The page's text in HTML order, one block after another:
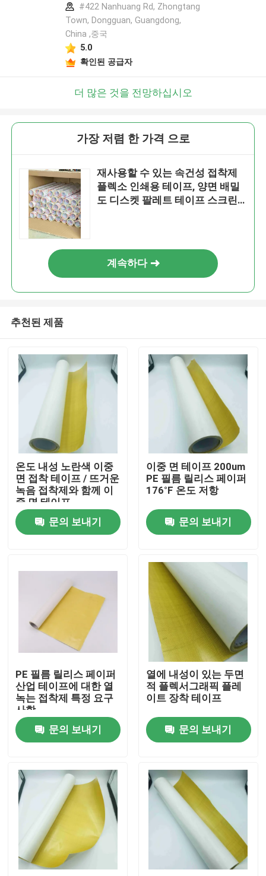
홈
제품 소개
동영상
회사 소개
공장 투어
품질 관리
견적 요청
속건성 접착제 접착 테이프
카펫 접착 테이프
#422 Nanhuang Rd, Zhongtang
Town, Dongguan, Guangdong,
China ,중국
5.0
확인된 공급자
더 많은 것을 전망하십시오
가장 저렴 한 가격 으로
재사용할 수 있는 속건성 접착제
플렉소 인쇄용 테이프, 양면 배밀
도 디스켓 팔레트 테이프 스크린
계속하다
추천된 제품
온도 내성 노란색 이중
면 접착 테이프 / 뜨거운
녹음 접착제와 함께 이
중 면 테이프
문의 보내기
이중 면 테이프 200um
PE 필름 릴리스 페이퍼
176°F 온도 저항
문의 보내기
PE 필름 릴리스 페이퍼
산업 테이프에 대한 열
녹는 접착제 특정 요구
사항
문의 보내기
열에 내성이 있는 두면
적 플렉서그래픽 플레
이트 장착 테이프
문의 보내기